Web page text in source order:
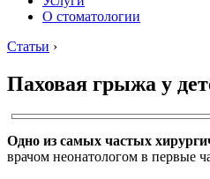
О стоматологии
Статьи ›
Паховая грыжа у
Одно из самых частых
врачом неонатологом в первые